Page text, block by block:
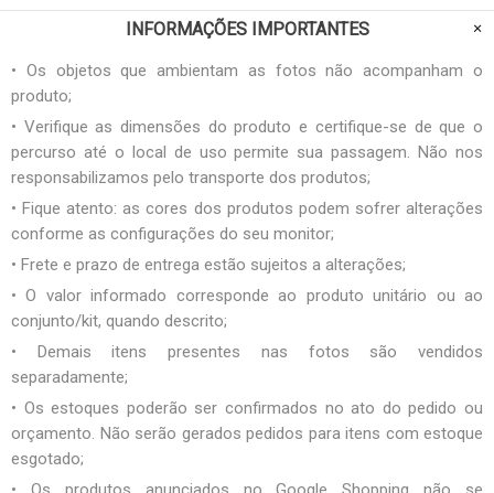
INFORMAÇÕES IMPORTANTES
• Os objetos que ambientam as fotos não acompanham o
produto;
• Verifique as dimensões do produto e certifique-se de que o
percurso até o local de uso permite sua passagem. Não nos
responsabilizamos pelo transporte dos produtos;
• Fique atento: as cores dos produtos podem sofrer alterações
conforme as configurações do seu monitor;
• Frete e prazo de entrega estão sujeitos a alterações;
• O valor informado corresponde ao produto unitário ou ao
conjunto/kit, quando descrito;
• Demais itens presentes nas fotos são vendidos
separadamente;
• Os estoques poderão ser confirmados no ato do pedido ou
orçamento. Não serão gerados pedidos para itens com estoque
esgotado;